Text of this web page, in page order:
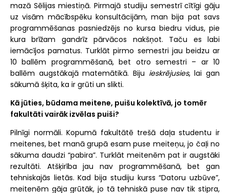
mazā Sēlijas miestiņā. Pirmajā studiju semestrī cītīgi gāju
uz visām mācībspēku konsultācijām, man bija pat savs
programmēšanas pasniedzējs no kursa biedru vidus, pie
kura brīžam gandrīz pārvācos nakšņot. Taču es labi
iemācījos pamatus. Turklāt pirmo semestri jau beidzu ar
10 ballēm programmēšanā, bet otro semestri – ar 10
ballēm augstākajā matemātikā. Biju ieskrējusies, lai gan
sākumā šķita, ka ir grūti un slikti.
Kā jūties, būdama meitene, puišu kolektīvā, jo tomēr
fakultāti vairāk izvēlas puiši?
Pilnīgi normāli. Kopumā fakultātē trešā daļa studentu ir
meitenes, bet manā grupā esam puse meiteņu, jo čaļi no
sākuma daudzi “pabira”. Turklāt meitenēm pat ir augstāki
rezultāti. Atšķirība jau nav programmēšanā, bet gan
tehniskajās lietās. Kad bija studiju kurss “Datoru uzbūve”,
meitenēm gāja grūtāk, jo tā tehniskā puse nav tik stipra,